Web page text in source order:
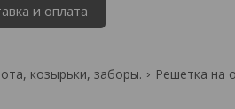
и оплата
козырьки, заборы.